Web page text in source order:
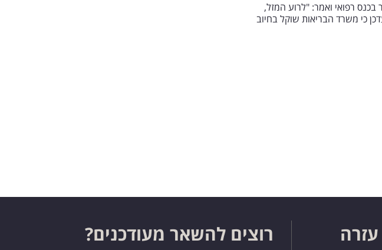
רפואי ואמר: "לרוע המזל,
כי משרד הבריאות שוקל בחיוב
עזרה
רוצים להשאר מעודכנים?